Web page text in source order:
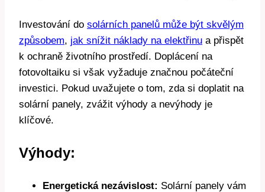
Investování do solárních panelů může být skvělým
způsobem, jak snížit náklady na elektřinu a přispět
k ochraně životního prostředí. Doplácení na
fotovoltaiku si však vyžaduje značnou počáteční
investici. Pokud uvažujete o tom, zda si doplatit na
solární panely, zvážit výhody a nevýhody je
klíčové.
Výhody:
Energetická nezávislost: Solární panely vám